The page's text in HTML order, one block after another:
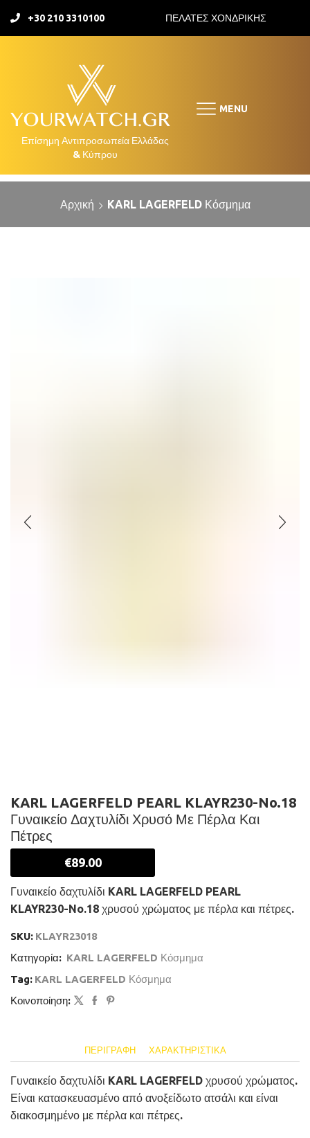
+30 210 3310100 ΠΕΛΑΤΕΣ ΧΟΝΔΡΙΚΗΣ
MENU
Αρχική KARL LAGERFELD Κόσμημα
KARL LAGERFELD PEARL KLAYR230-No.18
Γυναικείο Δαχτυλίδι Χρυσό Με Πέρλα Και
Πέτρες
€89.00
Γυναικείο δαχτυλίδι KARL LAGERFELD PEARL
KLAYR230-No.18 χρυσού χρώματος με πέρλα και πέτρες.
SKU: KLAYR23018
Κατηγορία: KARL LAGERFELD Κόσμημα
Tag: KARL LAGERFELD Κόσμημα
Κοινοποίηση:
ΠΕΡΙΓΡΑΦΉ ΧΑΡΑΚΤΗΡΙΣΤΙΚΆ
Γυναικείο δαχτυλίδι KARL LAGERFELD χρυσού χρώματος.
Είναι κατασκευασμένο από ανοξείδωτο ατσάλι και είναι
διακοσμημένο με πέρλα και πέτρες.